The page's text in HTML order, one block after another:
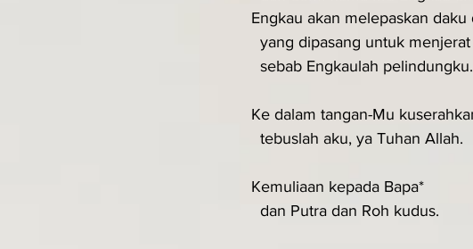
Engkau akan melepaskan daku
yang dipasang untuk menjerat
  sebab Engkaulah pelindungku.
Ke dalam tangan-Mu
  tebuslah aku, ya Tuhan Allah.
Kemuliaan kepada Bapa*
  dan Putra dan Roh kudus.